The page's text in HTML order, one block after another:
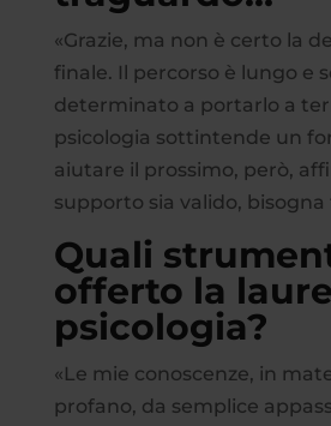
«Grazie, ma non è certo la
finale. Il percorso è lungo e
determinato a portarlo a
psicologia sottintende un
aiutare il prossimo, però,
supporto sia valido, bisogna
Quali
offerto la
psicologia?
«Le mie conoscenze, in
profano, da semplice